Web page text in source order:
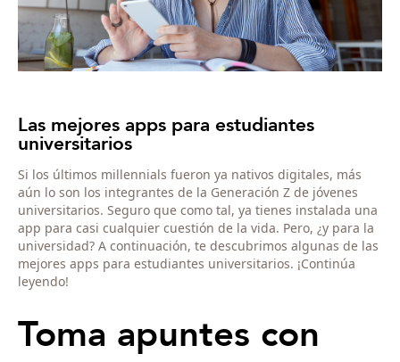
Las mejores apps para estudiantes
universitarios
Si los últimos millennials fueron ya nativos digitales, más
aún lo son los integrantes de la Generación Z de jóvenes
universitarios. Seguro que como tal, ya tienes instalada una
app para casi cualquier cuestión de la vida. Pero, ¿y para la
universidad? A continuación, te descubrimos algunas de las
mejores apps para estudiantes universitarios. ¡Continúa
leyendo!
Toma apuntes con